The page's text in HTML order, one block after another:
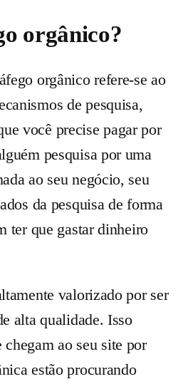
orgânico?
orgânico refere-se ao
de pesquisa,
você precise pagar por
pesquisa por uma
ao seu negócio, seu
da pesquisa de forma
ter que gastar dinheiro
valorizado por ser
alta qualidade. Isso
chegam ao seu site por
estão procurando